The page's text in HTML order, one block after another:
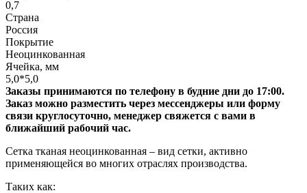
0,7
Страна
Россия
Покрытие
Неоцинкованная
Ячейка, мм
5,0*5,0
Заказы принимаются по телефону в будние дни до 17:00.
Заказ можно разместить через мессенджеры или форму
связи круглосуточно, менеджер свяжется с вами в
ближайший рабочий час.
Сетка тканая неоцинкованная – вид сетки, активно
применяющейся во многих отраслях производства.
Таких как: